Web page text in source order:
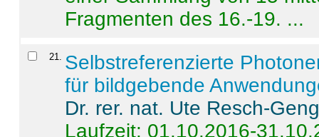
Fragmenten des 16.-19. ...
21
Selbstreferenzierte
für bildgebende
Dr. rer. nat. Ute Resch-
Laufzeit: 01.10.2016-